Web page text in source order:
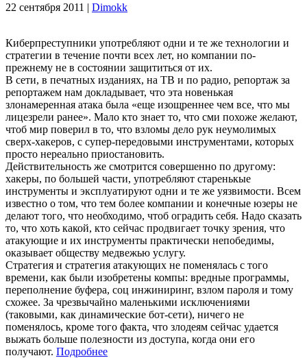
22 сентября 2011 | Dimokk
Киберпреступники употребляют одни и те же технологии и
стратегии в течение почти всех лет, но компании по-
прежнему не в состоянии защититься от их.
В сети, в печатных изданиях, на ТВ и по радио, репортаж за
репортажем нам докладывает, что эта новенькая
злонамеренная атака была «еще изощреннее чем все, что мы
лицезрели ранее». Мало кто знает то, что сми похоже желают,
чтоб мир поверил в то, что взломы дело рук неумолимых
сверх-хакеров, с супер-передовыми инструментами, которых
просто нереально приостановить.
Действительность же смотрится совершенно по другому:
хакеры, по большей части, употребляют старенькые
инструменты и эксплуатируют одни и те же уязвимости. Всем
известно о том, что тем более компании и конечные юзеры не
делают того, что необходимо, чтоб оградить себя. Надо сказать
то, что хоть какой, кто сейчас продвигает точку зрения, что
атакующие и их инструменты практически непобедимы,
оказывает обществу медвежью услугу.
Стратегия и стратегия атакующих не поменялась с того
времени, как были изобретены компы: вредные программы,
переполнение буфера, соц инжиниринг, взлом пароля и тому
схожее. За чрезвычайно маленькими исключениями
(таковыми, как динамические бот-сети), ничего не
поменялось, кроме того факта, что злодеям сейчас удается
выжать больше полезности из доступа, когда они его
получают. Подробнее